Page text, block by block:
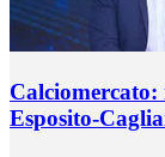
Esposito-